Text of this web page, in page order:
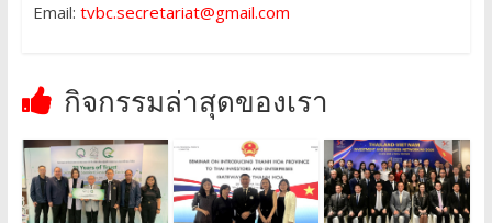
Email: tvbc.secretariat@gmail.com
กิจกรรมล่าสุดของเรา